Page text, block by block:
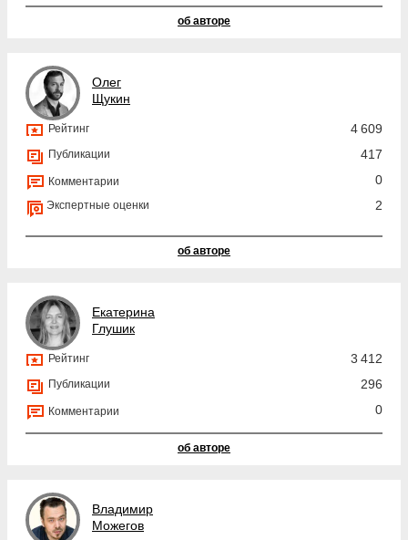
об авторе
Олег
Щукин
Рейтинг 4 609
Публикации 417
Комментарии 0
Экспертные оценки 2
об авторе
Екатерина
Глушик
Рейтинг 3 412
Публикации 296
Комментарии 0
об авторе
Владимир
Можегов